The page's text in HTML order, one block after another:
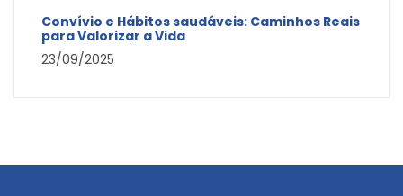
Convívio e Hábitos saudáveis: Caminhos Reais
para Valorizar a Vida
23/09/2025